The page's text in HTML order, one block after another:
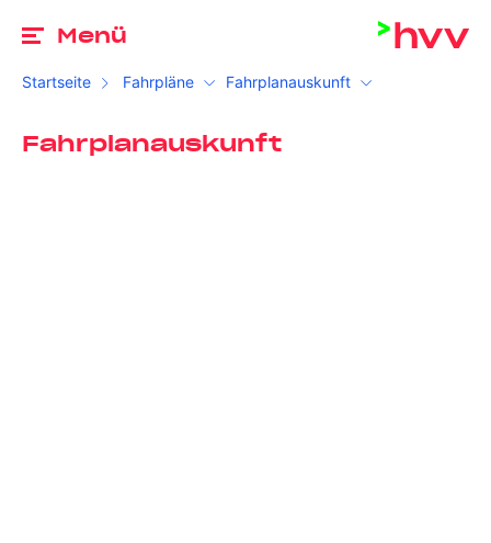
Menü
Startseite Fahrpläne Fahrplanauskunft
Fahrplanauskunft